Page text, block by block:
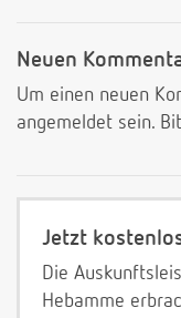
Neuen
Um einen neuen
angemeldet sein.
Jetzt
Die
Hebamme